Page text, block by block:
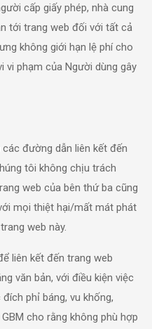
cấp giấy phép, nhà cung
tới trang web đối với tất cả
không giới hạn lệ phí cho
vi phạm của Người dùng gây
đường dẫn liên kết đến
tôi không chịu trách
web của bên thứ ba cũng
mọi thiệt hại/mất mát phát
web này.
liên kết đến trang web
văn bản, với điều kiện việc
phỉ báng, vu khống,
cho rằng không phù hợp